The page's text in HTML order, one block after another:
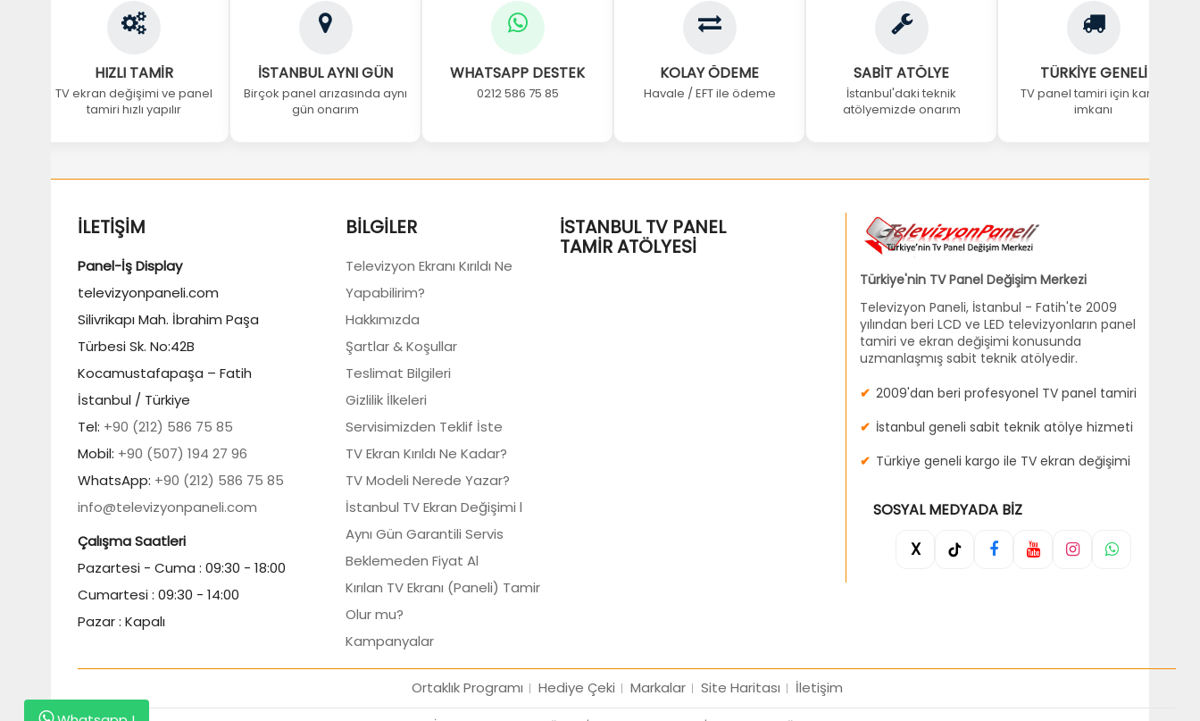
HIZLI TAMİR
TV ekran değişimi ve panel
tamiri hızlı yapılır
İSTANBUL AYNI GÜN
Birçok panel arızasında aynı
gün onarım
WHATSAPP DESTEK
0212 586 75 85
KOLAY ÖDEME
Havale / EFT ile ödeme
SABİT ATÖLYE
İstanbul'daki teknik
atölyemizde onarım
TÜRKİYE GENELİ
TV panel tamiri için kargo
imkanı
İLETIŞIM
Panel-İş Display
televizyonpaneli.com
Silivrikapı Mah. İbrahim Paşa
Türbesi Sk. No:42B
Kocamustafapaşa – Fatih
İstanbul / Türkiye
Tel: +90 (212) 586 75 85
Mobil: +90 (507) 194 27 96
WhatsApp: +90 (212) 586 75 85
info@televizyonpaneli.com
Çalışma Saatleri
Pazartesi - Cuma : 09:30 - 18:00
Cumartesi : 09:30 - 14:00
Pazar : Kapalı
BILGILER
Televizyon Ekranı Kırıldı Ne
Yapabilirim?
Hakkımızda
Şartlar & Koşullar
Teslimat Bilgileri
Gizlilik İlkeleri
Servisimizden Teklif İste
TV Ekran Kırıldı Ne Kadar?
TV Modeli Nerede Yazar?
İstanbul TV Ekran Değişimi l
Aynı Gün Garantili Servis
Beklemeden Fiyat Al
Kırılan TV Ekranı (Paneli) Tamir
Olur mu?
Kampanyalar
İSTANBUL TV PANEL
TAMIR ATÖLYESI
Türkiye'nin TV Panel Değişim Merkezi
Televizyon Paneli, İstanbul - Fatih'te 2009
yılından beri LCD ve LED televizyonların panel
tamiri ve ekran değişimi konusunda
uzmanlaşmış sabit teknik atölyedir.
2009'dan beri profesyonel TV panel tamiri
İstanbul geneli sabit teknik atölye hizmeti
Türkiye geneli kargo ile TV ekran değişimi
SOSYAL MEDYADA BIZ
X
Ortaklık Programı Hediye Çeki Markalar Site Haritası İletişim